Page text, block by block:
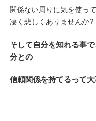
関係ない周りに気を使っ
凄く悲しくありませんか?
そして自分を知れる事
分との
信頼関係を持てるって大